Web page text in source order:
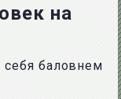
на